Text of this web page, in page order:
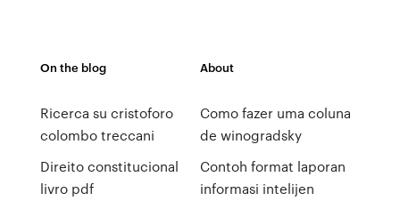
On the blog
Ricerca su cristoforo
colombo treccani
Direito constitucional
livro pdf
About
Como fazer uma coluna
de winogradsky
Contoh format laporan
informasi intelijen